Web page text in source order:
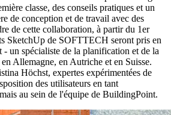
classe, des conseils pratiques et un
de conception et de travail avec des
de cette collaboration, à partir du 1er
SketchUp de SOFTTECH seront pris en
un spécialiste de la planification et de la
Allemagne, en Autriche et en Suisse.
Höchst, expertes expérimentées de
des utilisateurs en tant
au sein de l'équipe de BuildingPoint.